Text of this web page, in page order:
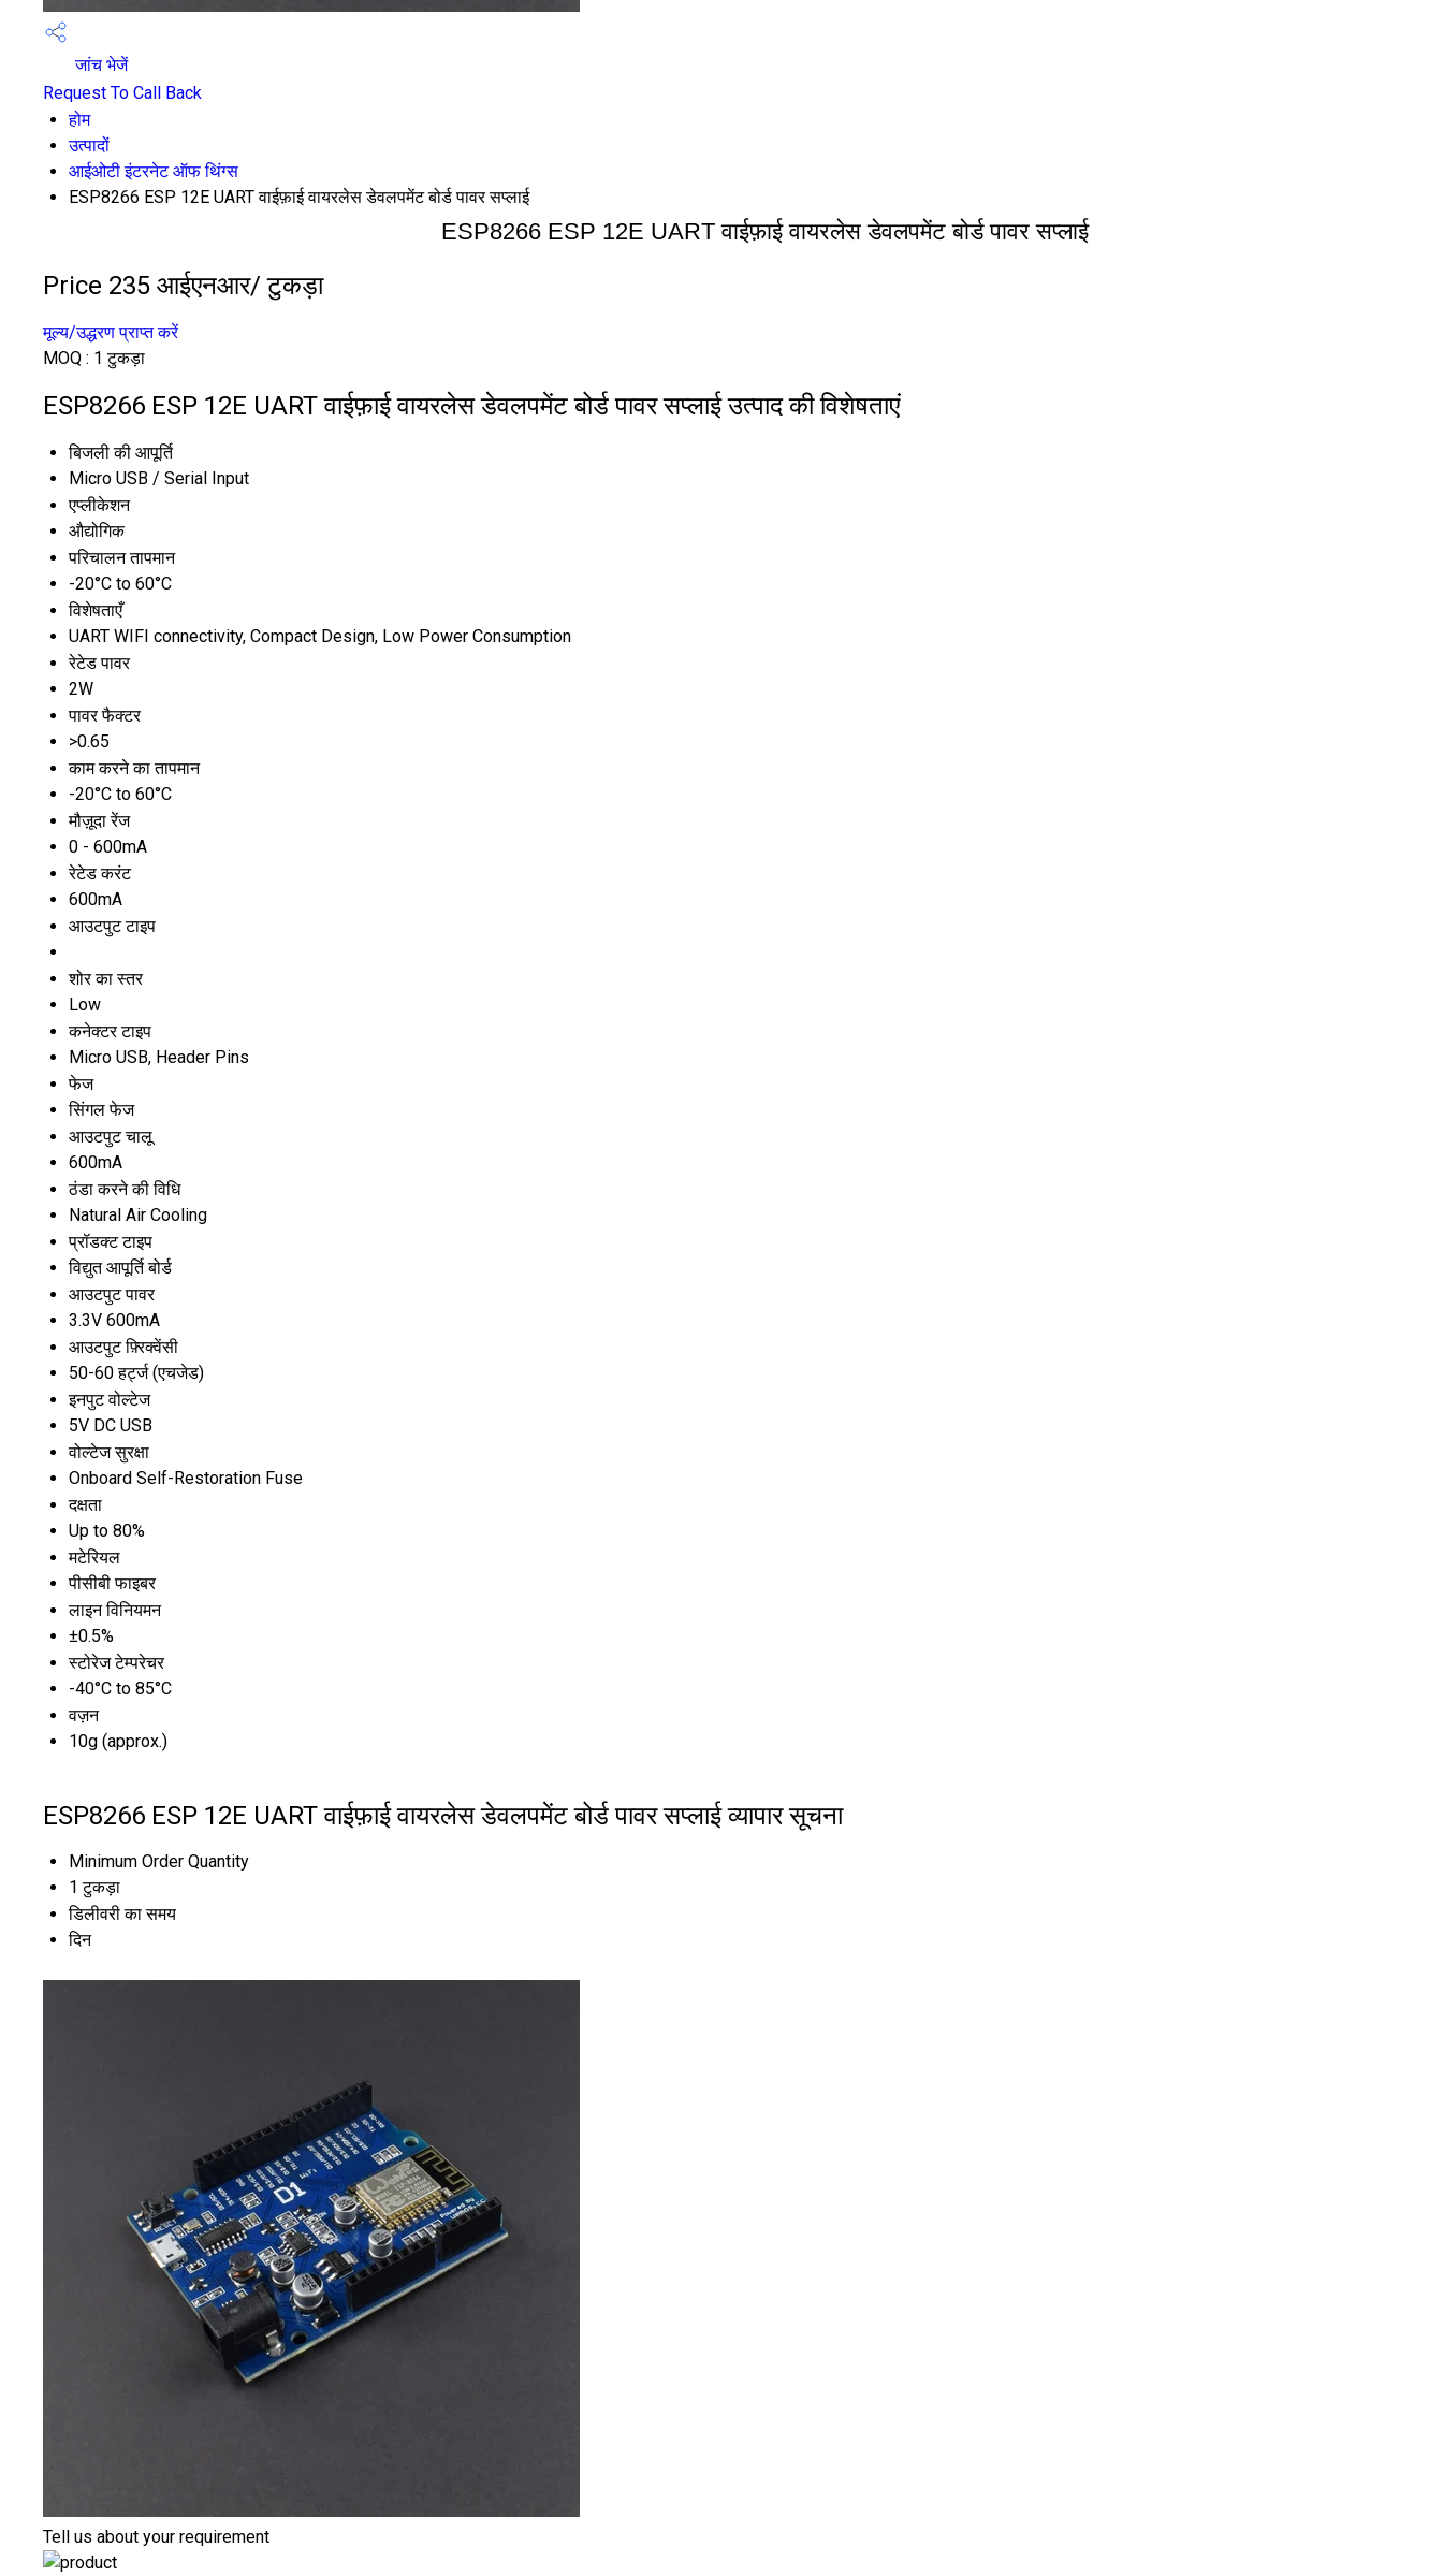
जांच भेजें
Request To Call Back
होम
उत्पादों
आईओटी इंटरनेट ऑफ थिंग्स
ESP8266 ESP 12E UART वाईफ़ाई वायरलेस डेवलपमेंट बोर्ड पावर सप्लाई
ESP8266 ESP 12E UART वाईफ़ाई वायरलेस डेवलपमेंट बोर्ड पावर सप्लाई
Price 235 आईएनआर/ टुकड़ा
मूल्य/उद्धरण प्राप्त करें
MOQ : 1 टुकड़ा
ESP8266 ESP 12E UART वाईफ़ाई वायरलेस डेवलपमेंट बोर्ड पावर सप्लाई उत्पाद की विशेषताएं
बिजली की आपूर्ति
Micro USB / Serial Input
एप्लीकेशन
औद्योगिक
परिचालन तापमान
-20°C to 60°C
विशेषताएँ
UART WIFI connectivity, Compact Design, Low Power Consumption
रेटेड पावर
2W
पावर फैक्टर
>0.65
काम करने का तापमान
-20°C to 60°C
मौज़ूदा रेंज
0 - 600mA
रेटेड करंट
600mA
आउटपुट टाइप
शोर का स्तर
Low
कनेक्टर टाइप
Micro USB, Header Pins
फेज
सिंगल फेज
आउटपुट चालू
600mA
ठंडा करने की विधि
Natural Air Cooling
प्रॉडक्ट टाइप
विद्युत आपूर्ति बोर्ड
आउटपुट पावर
3.3V 600mA
आउटपुट फ़्रिक्वेंसी
50-60 हर्ट्ज (एचजेड)
इनपुट वोल्टेज
5V DC USB
वोल्टेज सुरक्षा
Onboard Self-Restoration Fuse
दक्षता
Up to 80%
मटेरियल
पीसीबी फाइबर
लाइन विनियमन
±0.5%
स्टोरेज टेम्परेचर
-40°C to 85°C
वज़न
10g (approx.)
ESP8266 ESP 12E UART वाईफ़ाई वायरलेस डेवलपमेंट बोर्ड पावर सप्लाई व्यापार सूचना
Minimum Order Quantity
1 टुकड़ा
डिलीवरी का समय
दिन
Tell us about your requirement